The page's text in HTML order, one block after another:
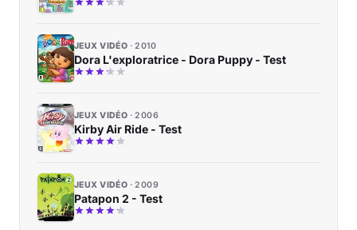
JEUX VIDÉO 2010
Dora L'exploratrice - Dora Puppy - Test
JEUX VIDÉO 2006
Kirby Air Ride - Test
JEUX VIDÉO 2009
Patapon 2 - Test